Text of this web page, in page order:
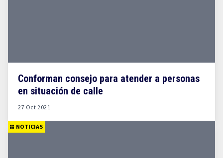
Conforman consejo para atender a personas
en situación de calle
27 Oct 2021
NOTICIAS